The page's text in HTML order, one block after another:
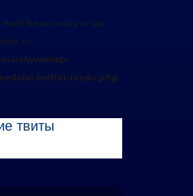
be an array or an
in
www/wp-
ai-twitter-feeds.php
твиты